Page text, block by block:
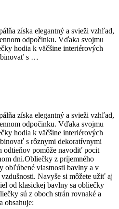
získa elegantný a svieži vzhľad,
odpočinku. Vďaka svojmu
hodia k väčšine interiérových
s …
získa elegantný a svieži vzhľad,
odpočinku. Vďaka svojmu
hodia k väčšine interiérových
s rôznymi dekoratívnymi
odtieňov pomôže navodiť pocit
dni.Obliečky z príjemného
obľúbené vlastnosti bavlny a v
Navyše si môžete užiť aj
od klasickej bavlny sa obliečky
sú z oboch strán rovnaké a
obsahuje: